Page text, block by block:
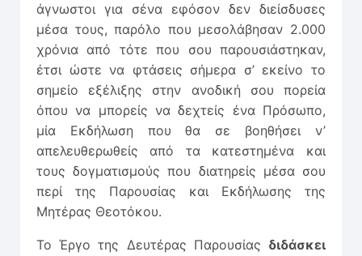
άγνωστοι για σένα εφόσον δεν διείσδυσες
μέσα τους, παρόλο που μεσολάβησαν 2.000
χρόνια από τότε που σου παρουσιάστηκαν,
έτσι ώστε να φτάσεις σήμερα σ’ εκείνο το
σημείο εξέλιξης στην ανοδική σου πορεία
όπου να μπορείς να δεχτείς ένα Πρόσωπο,
μία Εκδήλωση που θα σε βοηθήσει ν’
απελευθερωθείς από τα κατεστημένα και
τους δογματισμούς που διατηρείς μέσα σου
περί της Παρουσίας και Εκδήλωσης της
Μητέρας Θεοτόκου.
Το Έργο της Δευτέρας Παρουσίας διδάσκει